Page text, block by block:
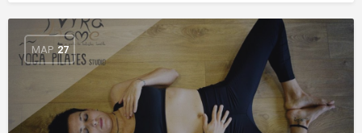
ΜΑΡ 27